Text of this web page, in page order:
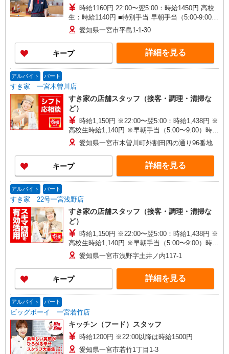
時給1160円 22:00〜翌5:00：時給1450円 高校
生：時給1140円 ■特別手当 早朝手当（5:00-9:00）
時給＋100円
愛知県一宮市平島1-1-30
キープ 詳細を見る
アルバイト パート
すき家 一宮木曽川店
すき家の店舗スタッフ（接客・調理・清掃な
ど）
時給1,150円 ※22:00〜翌5:00：時給1,438円 ※
高校生時給1,140円 ※早朝手当（5:00〜9:00）時給
＋150円
愛知県一宮市木曽川町外割田四の通り96番地
キープ 詳細を見る
アルバイト パート
すき家 22号一宮浅野店
すき家の店舗スタッフ（接客・調理・清掃な
ど）
時給1,150円 ※22:00〜翌5:00：時給1,438円 ※
高校生時給1,140円 ※早朝手当（5:00〜9:00）時給
＋150円
愛知県一宮市浅野字土井ノ内117-1
キープ 詳細を見る
アルバイト パート
ビッグボーイ 一宮若竹店
キッチン（フード）スタッフ
時給1200円 ※22:00以降は時給1500円
愛知県一宮市若竹1丁目1-3